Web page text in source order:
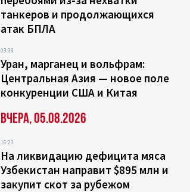
танкеров и продолжающихся
атак БПЛА
03:38
Уран, марганец и вольфрам:
Центральная Азия — новое поле
конкуренции США и Китая
Вчера, 05.08.2026
16:23
На ликвидацию дефицита мяса
Узбекистан направит $895 млн и
закупит скот за рубежом